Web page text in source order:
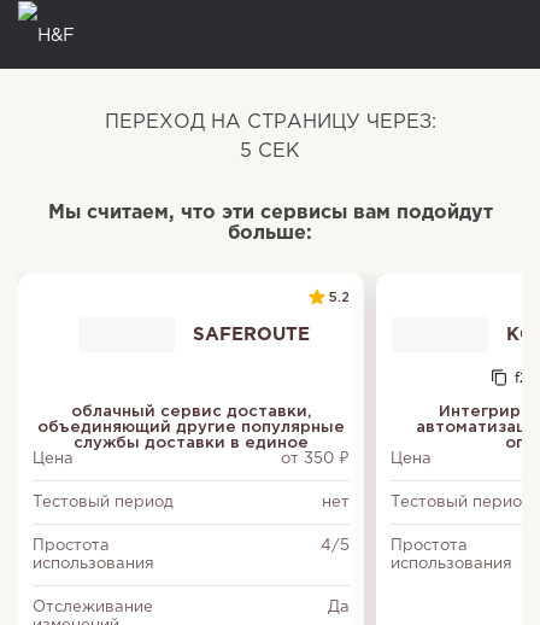
ПЕРЕХОД НА СТРАНИЦУ ЧЕРЕЗ:
5 СЕК
Мы считаем, что эти сервисы вам подойдут
больше:
5.2
SAFEROUTE
облачный сервис доставки,
объединяющий другие популярные
службы доставки в единое
Цена
от 350 ₽
Тестовый период нет
Простота
использования
4/5
Отслеживание
Да
Цена
Тестовый период
Простота
использования